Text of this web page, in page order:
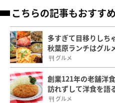
こちらの記事もおすすめ
多すぎて目移りしち
秋葉原ランチはグル
グルメ
創業121年の老舗洋
訪れずして洋食を語
グルメ